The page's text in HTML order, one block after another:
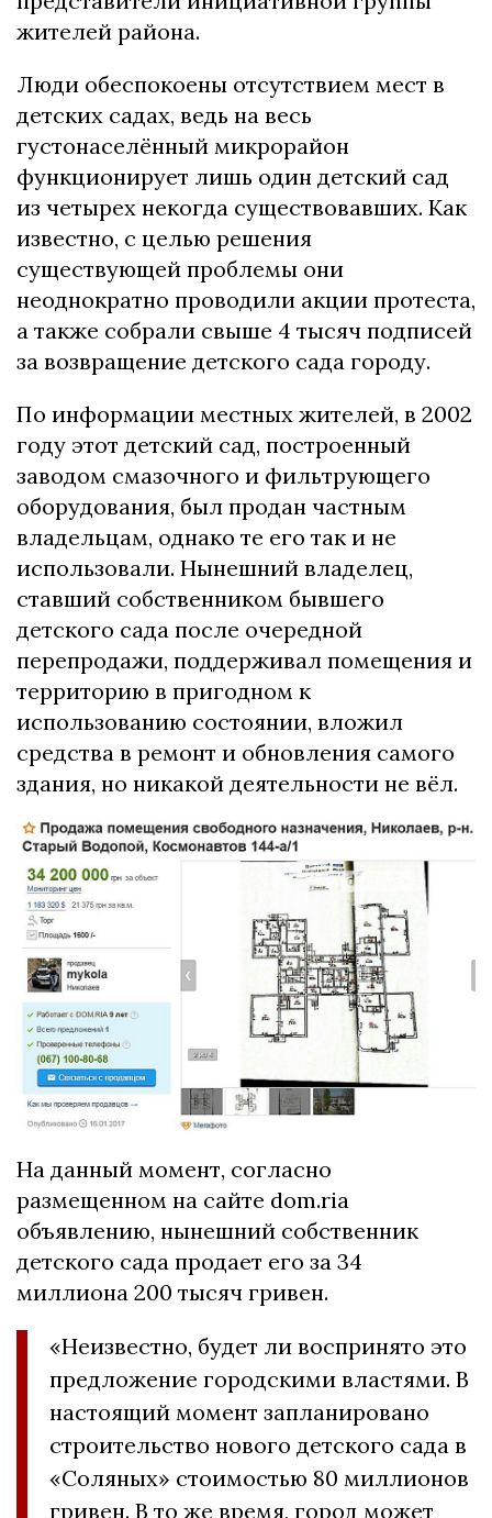
жителей района.
Люди обеспокоены отсутствием мест в
детских садах, ведь на весь
густонаселённый микрорайон
функционирует лишь один детский сад
из четырех некогда существовавших. Как
известно, с целью решения
существующей проблемы они
неоднократно проводили акции протеста,
а также собрали свыше 4 тысяч подписей
за возвращение детского сада городу.
По информации местных жителей, в 2002
году этот детский сад, построенный
заводом смазочного и фильтрующего
оборудования, был продан частным
владельцам, однако те его так и не
использовали. Нынешний владелец,
ставший собственником бывшего
детского сада после очередной
перепродажи, поддерживал помещения и
территорию в пригодном к
использованию состоянии, вложил
средства в ремонт и обновления самого
здания, но никакой деятельности не вёл.
На данный момент, согласно
размещенном на сайте dom.ria
объявлению, нынешний собственник
детского сада продает его за 34
миллиона 200 тысяч гривен.
«Неизвестно, будет ли воспринято это
предложение городскими властями. В
настоящий момент запланировано
строительство нового детского сада в
«Соляных» стоимостью 80 миллионов
гривен. В то же время, город может